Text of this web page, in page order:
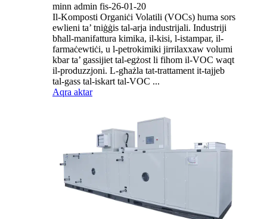
minn admin fis-26-01-20
Il-Komposti Organiċi Volatili (VOCs) huma sors
ewlieni ta’ tniġġis tal-arja industrijali. Industriji
bħall-manifattura kimika, il-kisi, l-istampar, il-
farmaċewtiċi, u l-petrokimiki jirrilaxxaw volumi
kbar ta’ gassijiet tal-egżost li fihom il-VOC waqt
il-produzzjoni. L-għażla tat-trattament it-tajjeb
tal-gass tal-iskart tal-VOC ...
Aqra aktar